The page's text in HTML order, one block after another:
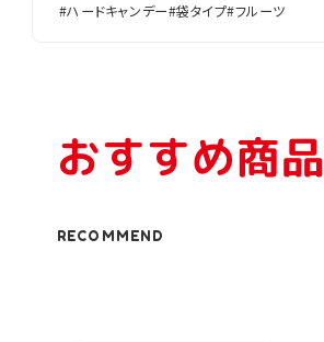
#ハードキャンデー#袋タイプ#フルーツ
おすすめ商品
RECOMMEND